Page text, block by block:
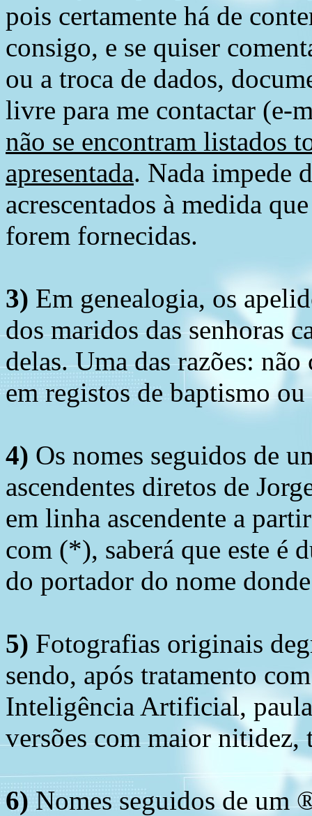
pois certamente há de
consigo, e se quiser
ou a troca de dados,
livre para me contactar (e-
não se encontram listados
apresentada. Nada impede
acrescentados à medida
forem fornecidas.
3) Em genealogia, os
dos maridos das senhoras
delas. Uma das razões:
em registos de baptismo
4) Os nomes seguidos de
ascendentes diretos de
em linha ascendente a
com (*), saberá que este é
do portador do nome
5) Fotografias originais
sendo, após tratamento
Inteligência Artificial,
versões com maior nitidez,
6) Nomes seguidos de um